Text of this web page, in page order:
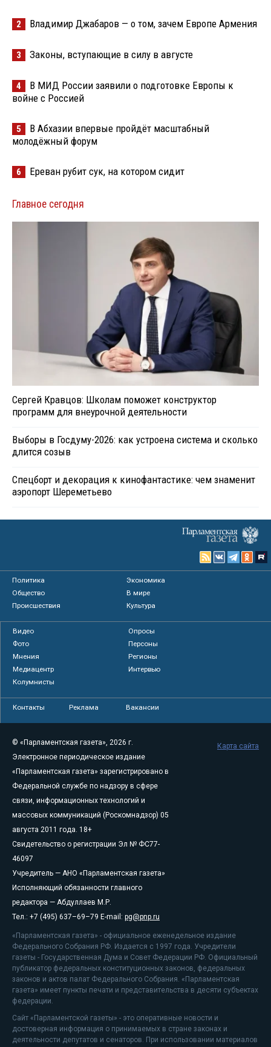
2 Владимир Джабаров — о том, зачем Европе Армения
3 Законы, вступающие в силу в августе
4
В МИД России заявили о подготовке Европы к
войне с Россией
5
В Абхазии впервые пройдёт масштабный
молодёжный форум
6 Ереван рубит сук, на котором сидит
Главное сегодня
Сергей Кравцов: Школам поможет конструктор
программ для внеурочной деятельности
Выборы в Госдуму-2026: как устроена система и сколько
длится созыв
Спецборт и декорация к кинофантастике: чем знаменит
аэропорт Шереметьево
Политика
Экономика
Общество
В мире
Происшествия
Культура
Видео
Опросы
Фото
Персоны
Мнения
Регионы
Медиацентр
Интервью
Колумнисты
Контакты Реклама Вакансии
© «Парламентская газета», 2026 г.
Электронное периодическое издание
«Парламентская газета» зарегистрировано в
Федеральной службе по надзору в сфере
связи, информационных технологий и
массовых коммуникаций (Роскомнадзор) 05
августа 2011 года. 18+
Свидетельство о регистрации Эл № ФС77-
46097
Учредитель — АНО «Парламентская газета»
Исполняющий обязанности главного
редактора — Абдуллаев М.Р.
Тел.: +7 (495) 637–69–79 E-mail: pg@pnp.ru
«Парламентская газета» - официальное еженедельное издание
Федерального Собрания РФ. Издается с 1997 года. Учредители
газеты - Государственная Дума и Совет Федерации РФ. Официальный
публикатор федеральных конституционных законов, федеральных
законов и актов палат Федерального Собрания. «Парламентская
газета» имеет пункты печати и представительства в десяти субъектах
федерации.
Сайт «Парламентской газеты» - это оперативные новости и
достоверная информация о принимаемых в стране законах и
деятельности депутатов и сенаторов. При использовании материалов
Карта сайта